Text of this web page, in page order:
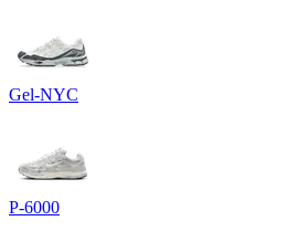
Gel-NYC
P-6000